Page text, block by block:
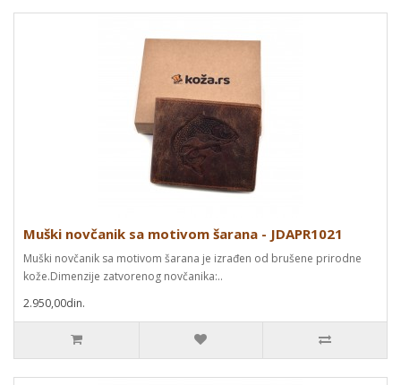
Muški novčanik sa motivom šarana - JDAPR1021
Muški novčanik sa motivom šarana je izrađen od brušene prirodne
kože.Dimenzije zatvorenog novčanika:..
2.950,00din.